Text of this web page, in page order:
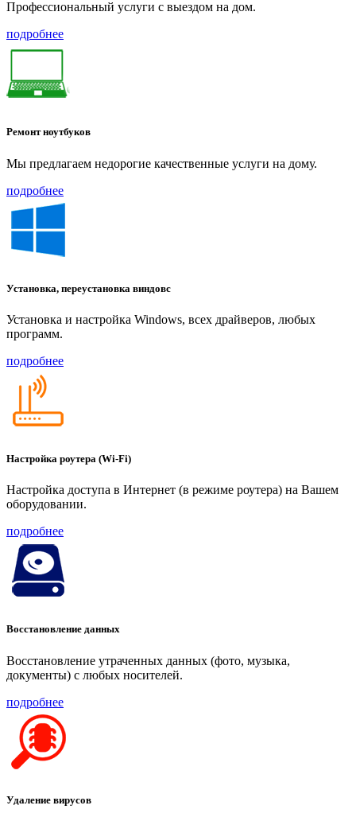
Профессиональный услуги с выездом на дом.
подробнее
Ремонт ноутбуков
Мы предлагаем недорогие качественные услуги на дому.
подробнее
Установка, переустановка виндовс
Установка и настройка Windows, всех драйверов, любых
программ.
подробнее
Настройка роутера (Wi-Fi)
Настройка доступа в Интернет (в режиме роутера) на Вашем
оборудовании.
подробнее
Восстановление данных
Восстановление утраченных данных (фото, музыка,
документы) с любых носителей.
подробнее
Удаление вирусов